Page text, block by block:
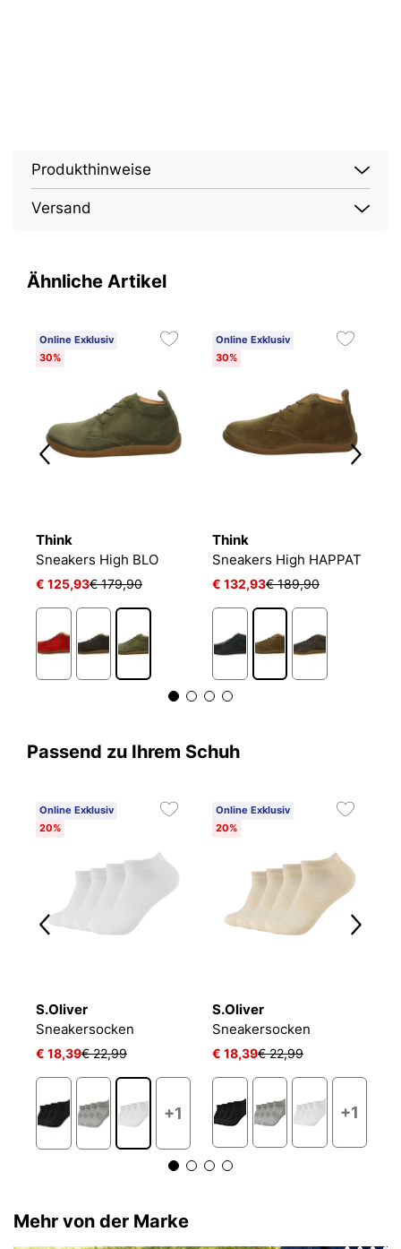
Produkthinweise
Versand
Ähnliche Artikel
Online Exklusiv
30%
Think
Sneakers High BLO
€ 125,93€ 179,90
Online Exklusiv
30%
Think
Sneakers High HAPPAT
€ 132,93€ 189,90
Passend zu Ihrem Schuh
Online Exklusiv
20%
S.Oliver
Sneakersocken
€ 18,39€ 22,99
+1
Online Exklusiv
20%
S.Oliver
Sneakersocken
€ 18,39€ 22,99
+1
Mehr von der Marke